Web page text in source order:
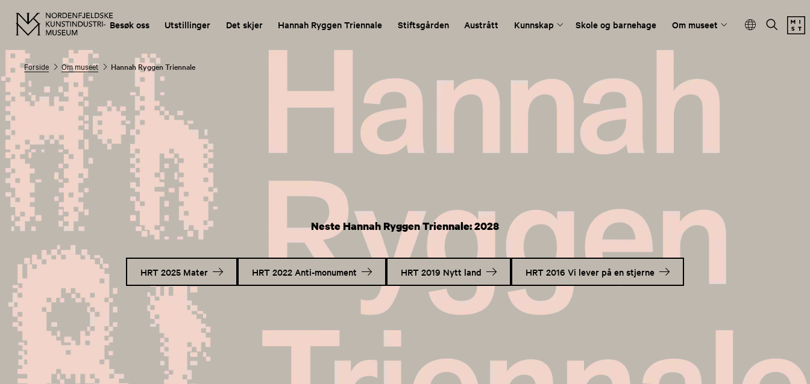
Besøk oss Utstillinger Det skjer Hannah Ryggen Triennale Stiftsgården Austrått Kunnskap Skole og barnehage Om museet
Forside Om museet Hannah Ryggen Triennale
Neste Hannah Ryggen Triennale: 2028
HRT 2025 Mater HRT 2022 Anti-monument HRT 2019 Nytt land HRT 2016 Vi lever på en stjerne